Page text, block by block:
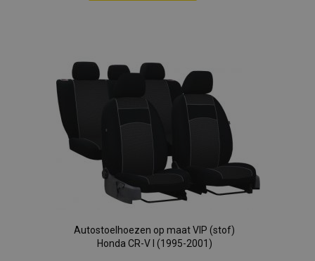
aan
verlanglijst
Autostoelhoezen op maat VIP (stof)
Honda CR-V I (1995-2001)